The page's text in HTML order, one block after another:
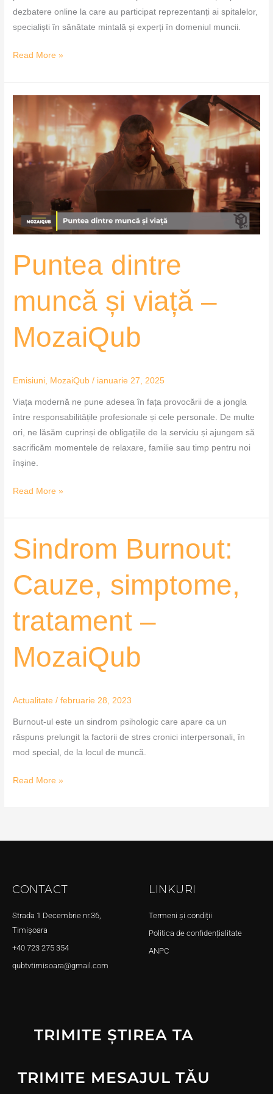
dezbatere online la care au participat reprezentanți ai spitalelor,
specialiști în sănătate mintală și experți în domeniul muncii.
Read More »
Puntea dintre
muncă și viață –
MozaiQub
Emisiuni MozaiQub / ianuarie 27, 2025
Viața modernă ne pune adesea în fața provocării de a jongla
între responsabilitățile profesionale și cele personale. De multe
ori, ne lăsăm cuprinși de obligațiile de la serviciu și ajungem să
sacrificăm momentele de relaxare, familie sau timp pentru noi
înșine.
dintre
muncă
și
viață
Read More »
Sindrom Burnout:
Cauze, simptome,
tratament –
MozaiQub
Actualitate /februarie 28, 2023
Burnout-ul este un sindrom psihologic care apare ca un
răspuns prelungit la factorii de stres cronici interpersonali, în
mod special, de la locul de muncă.
Sindrom
Burnout:
simptome,
–
MozaiQub
Read More »
CONTACT
Strada 1 Decembrie nr.36,
Timișoara
+40 723 275 354
qubtvtimisoara@gmail.com
LINKURI
Termeni și condiții
Politica de confidențialitate
ANPC
TRIMITE ȘTIREA TA
TRIMITE MESAJUL TĂU